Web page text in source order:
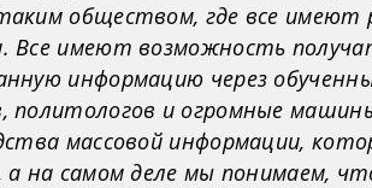
обществом, где все имеют
Все имеют возможность
информацию через
политологов и огромные
массовой информации,
а на самом деле мы понимаем,